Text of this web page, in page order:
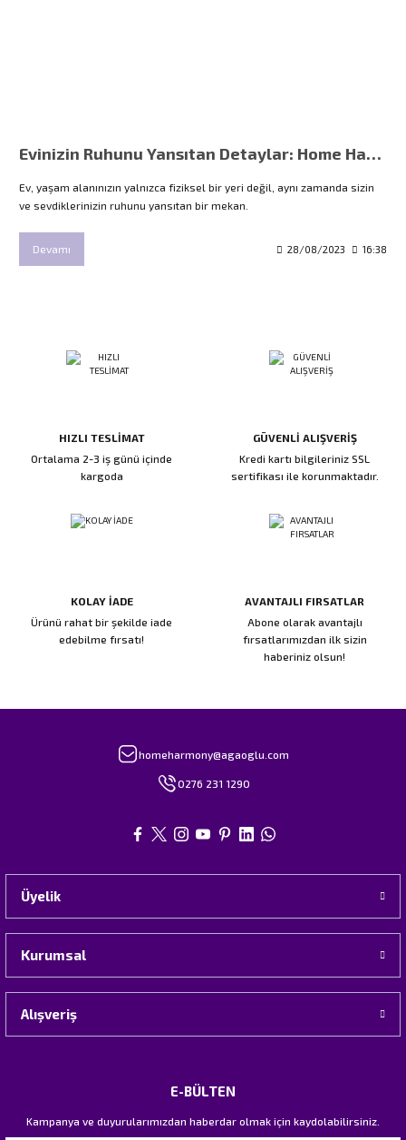
Evinizin Ruhunu Yansıtan Detaylar: Home Harmony İle Özelleştirilmiş Ev Tekstili
Ev, yaşam alanınızın yalnızca fiziksel bir yeri değil, aynı zamanda sizin
ve sevdiklerinizin ruhunu yansıtan bir mekan.
Devamı 28/08/2023 16:38
HIZLI TESLİMAT
Ortalama 2-3 iş günü içinde
kargoda
GÜVENLİ ALIŞVERİŞ
Kredi kartı bilgileriniz SSL
sertifikası ile korunmaktadır.
KOLAY İADE
Ürünü rahat bir şekilde iade
edebilme fırsatı!
AVANTAJLI FIRSATLAR
Abone olarak avantajlı
fırsatlarımızdan ilk sizin
haberiniz olsun!
homeharmony@agaoglu.com
0276 231 1290
Üyelik
Kurumsal
Alışveriş
E-BÜLTEN
Kampanya ve duyurularımızdan haberdar olmak için kaydolabilirsiniz.